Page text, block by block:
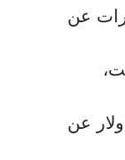
الأول، و5 دولارات عن
للشهر الأول، و2.5 دولار عن